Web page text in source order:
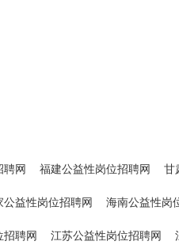
网 福建公益性岗位招聘网 甘
公益性岗位招聘网 海南公益性岗
聘网 江苏公益性岗位招聘网